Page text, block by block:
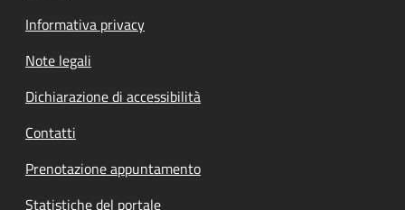
Informativa privacy
Note legali
Dichiarazione di accessibilità
Contatti
Prenotazione appuntamento
Statistiche del portale